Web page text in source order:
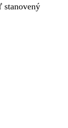
stanovený